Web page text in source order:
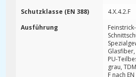
Schutzklasse (EN 388)
4.X.4.2.F
Ausführung
Feinstrick-
PU-
grau,
F nach